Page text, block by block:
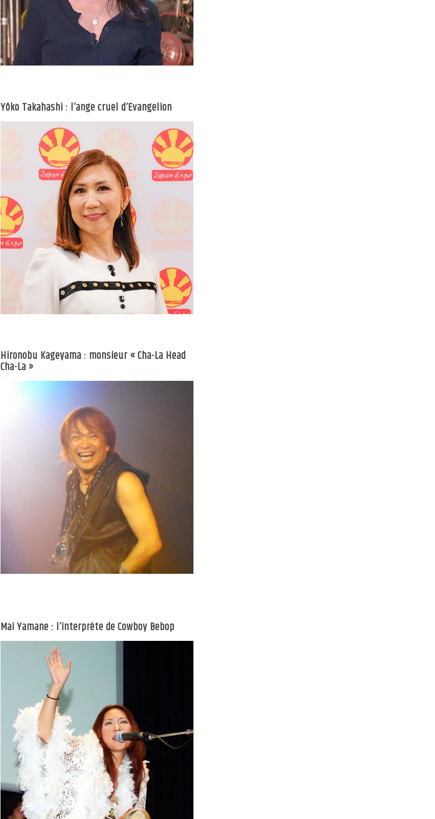
Yôko Takahashi : l’ange cruel d’Evangelion
Hironobu Kageyama : monsieur « Cha-La Head
Cha-La »
Mai Yamane : l’interprète de Cowboy Bebop